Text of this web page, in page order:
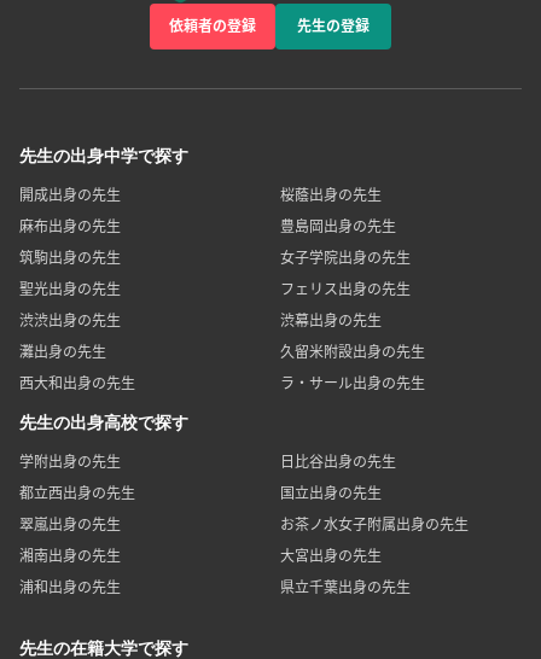
依頼者の登録 先生の登録
先生の出身中学で探す
開成出身の先生
桜蔭出身の先生
麻布出身の先生
豊島岡出身の先生
筑駒出身の先生
女子学院出身の先生
聖光出身の先生
フェリス出身の先生
渋渋出身の先生
渋幕出身の先生
灘出身の先生
久留米附設出身の先生
西大和出身の先生
ラ・サール出身の先生
先生の出身高校で探す
学附出身の先生
日比谷出身の先生
都立西出身の先生
国立出身の先生
翠嵐出身の先生
お茶ノ水女子附属出身の先生
湘南出身の先生
大宮出身の先生
浦和出身の先生
県立千葉出身の先生
先生の在籍大学で探す